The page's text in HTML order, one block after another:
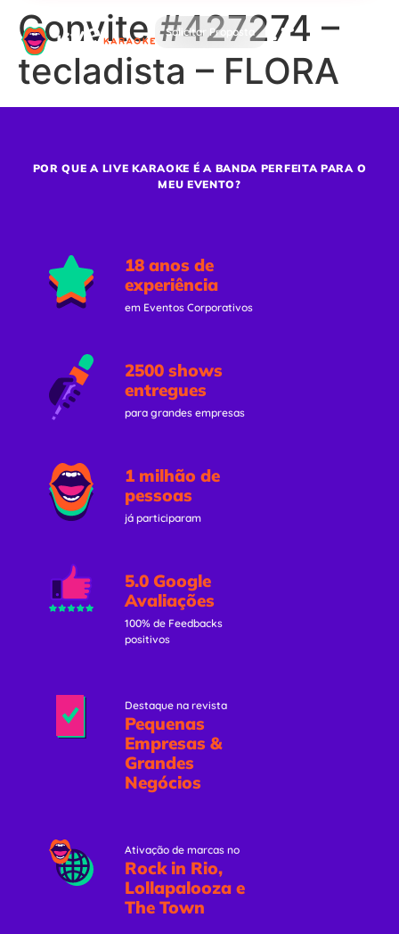
Solicitar Proposta
Convite #427274 –
tecladista – FLORA
POR QUE A LIVE KARAOKE É A BANDA PERFEITA PARA O
MEU EVENTO?
18 anos de
experiência
em Eventos Corporativos
2500 shows
entregues
para grandes empresas
1 milhão de
pessoas
já participaram
5.0 Google
Avaliações
100% de Feedbacks
positivos
Destaque na revista
Pequenas
Empresas &
Grandes
Negócios
Ativação de marcas no
Rock in Rio,
Lollapalooza e
The Town